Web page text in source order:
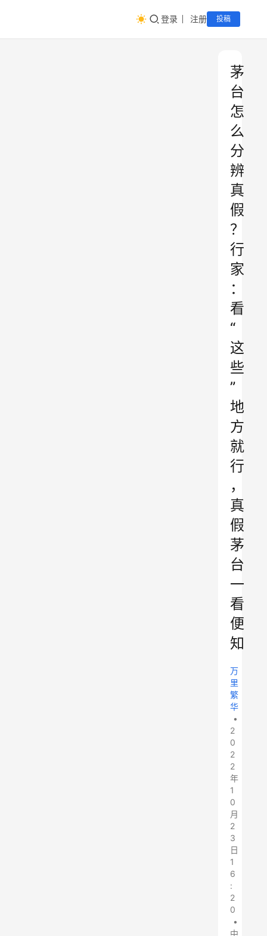
登录 注册 投稿
茅
台
怎
么
分
辨
真
假
？
行
家
：
看
“
这
些
”
地
方
就
行
，
真
假
茅
台
一
看
便
知
万
里
繁
华
•
2
0
2
2
年
1
0
月
2
3
日
1
6
:
2
0
•
中